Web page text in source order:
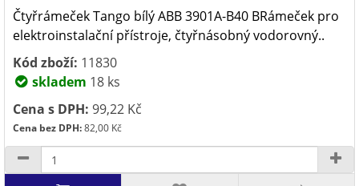
Čtyřrámeček Tango bílý ABB 3901A-B40 BRámeček pro
elektroinstalační přístroje, čtyřnásobný vodorovný..
Kód zboží: 11830
skladem 18 ks
Cena s DPH: 99,22 Kč
Cena bez DPH:82,00 Kč